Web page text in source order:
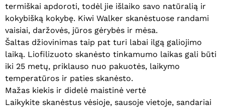
Eiti Į Parduotuvę
termiškai apdoroti, todėl jie išlaiko savo natūralią ir
kokybišką kokybę. Kiwi Walker skanėstuose randami
vaisiai, daržovės, jūros gėrybės ir mėsa.
Šaltas džiovinimas taip pat turi labai ilgą galiojimo
laiką. Liofilizuoto skanėsto tinkamumo laikas gali būti
iki 25 metų, priklauso nuo pakuotės, laikymo
temperatūros ir paties skanėsto.
Mažas kiekis ir didelė maistinė vertė
Laikykite skanėstus vėsioje, sausoje vietoje, sandariai